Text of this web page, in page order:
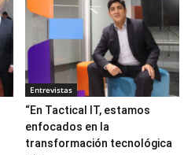
Entrevistas
“En Tactical IT, estamos
enfocados en la
transformación tecnológica